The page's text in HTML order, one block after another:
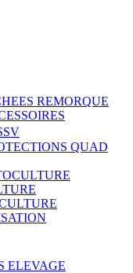
REMORQUE
QUAD
ELEVAGE